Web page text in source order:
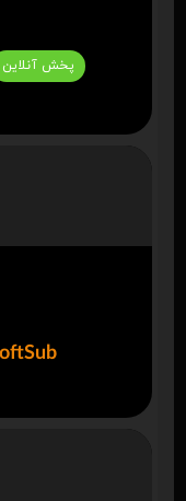
پخش آنلاین